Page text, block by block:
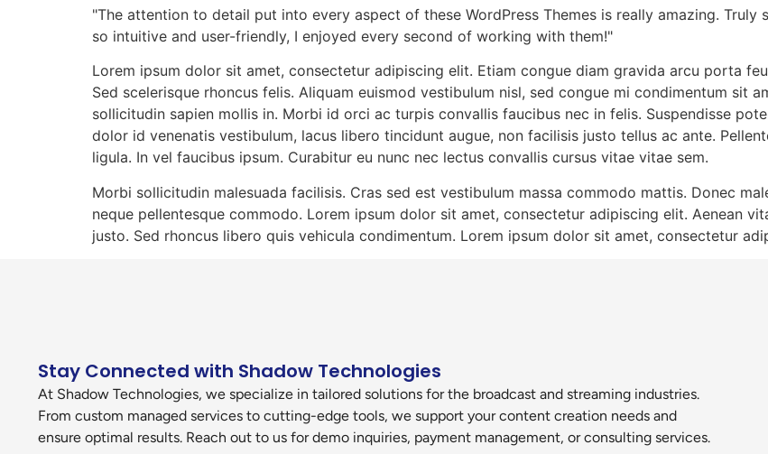
The attention to detail put into every aspect of these WordPress Themes is really amazing. Truly
so intuitive and user-friendly, I enjoyed every second of working with them!
Lorem ipsum dolor sit amet, consectetur adipiscing elit. Etiam congue diam gravida arcu porta
Sed scelerisque rhoncus felis. Aliquam euismod vestibulum nisl, sed congue mi condimentum sit
sollicitudin sapien mollis in. Morbi id orci ac turpis convallis faucibus nec in felis. Suspendisse
dolor id venenatis vestibulum, lacus libero tincidunt augue, non facilisis justo tellus ac ante.
ligula. In vel faucibus ipsum. Curabitur eu nunc nec lectus convallis cursus vitae vitae sem.
Morbi sollicitudin malesuada facilisis. Cras sed est vestibulum massa commodo mattis. Donec
neque pellentesque commodo. Lorem ipsum dolor sit amet, consectetur adipiscing elit. Aenean
justo. Sed rhoncus libero quis vehicula condimentum. Lorem ipsum dolor sit amet, consectetur
Stay Connected with Shadow Technologies
At Shadow Technologies, we specialize in tailored solutions for the broadcast and streaming industries.
From custom managed services to cutting-edge tools, we support your content creation needs and
ensure optimal results. Reach out to us for demo inquiries, payment management, or consulting services.